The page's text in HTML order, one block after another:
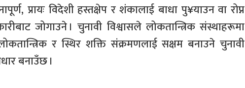
प्रायः विदेशी हस्तक्षेप र शंकालाई बाधा पु¥याउन वा रोप्न
जोगाउने । चुनावी विश्वासले लोकतान्त्रिक संस्थाहरूमा
र स्थिर शक्ति संक्रमणलाई सक्षम बनाउने चुनावी
बनाउँछ ।